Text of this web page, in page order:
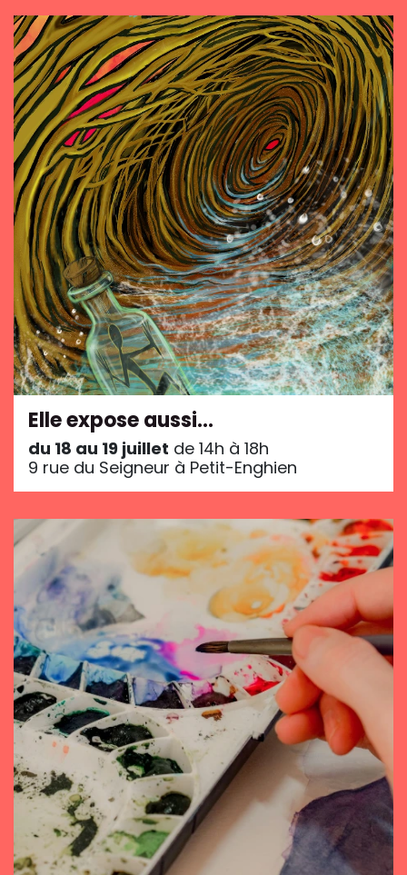
Elle expose aussi…
du 18 au 19 juillet de 14h à 18h
9 rue du Seigneur à Petit-Enghien